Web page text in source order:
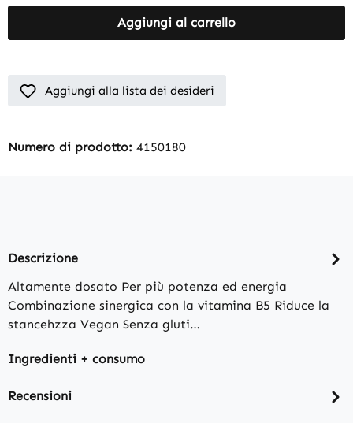
Aggiungi al carrello
Aggiungi alla lista dei desideri
Numero di prodotto: 4150180
Descrizione
Altamente dosato Per più potenza ed energia
Combinazione sinergica con la vitamina B5 Riduce la
stancehzza Vegan Senza gluti…
Ingredienti + consumo
Recensioni